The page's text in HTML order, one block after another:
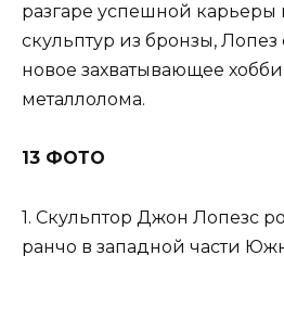
разгаре успешной карьеры
скульптур из бронзы, Лопез
новое захватывающее
металлолома.
13 ФОТО
1. Скульптор Джон Лопезс
ранчо в западной части